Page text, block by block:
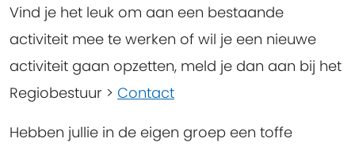
Vind je het leuk om aan een bestaande
activiteit mee te werken of wil je een nieuwe
activiteit gaan opzetten, meld je dan aan bij het
Regiobestuur > Contact
Hebben jullie in de eigen groep een toffe